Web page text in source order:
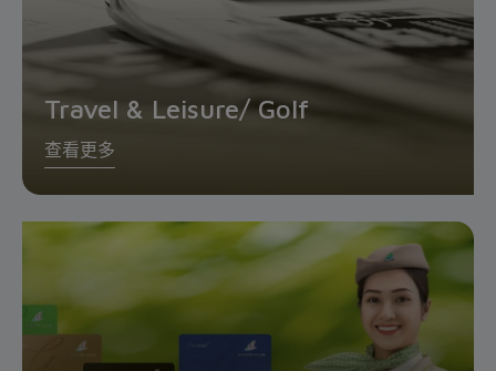
Travel & Leisure/ Golf
查看更多